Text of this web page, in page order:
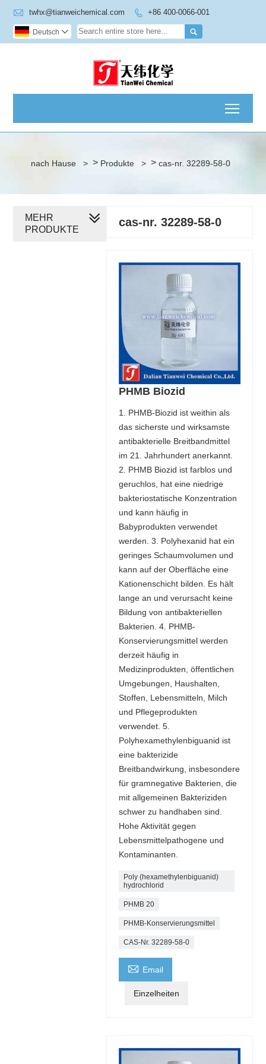
 twhx@tianweichemical.com  +86 400-0066-001

Deutsch 
nach Hause > > Produkte > > cas-nr. 32289-58-0
cas-nr. 32289-58-0
PHMB Biozid
1. PHMB-Biozid ist weithin als
das sicherste und wirksamste
antibakterielle Breitbandmittel
im 21. Jahrhundert anerkannt.
2. PHMB Biozid ist farblos und
geruchlos, hat eine niedrige
bakteriostatische Konzentration
und kann häufig in
Babyprodukten verwendet
werden. 3. Polyhexanid hat ein
geringes Schaumvolumen und
kann auf der Oberfläche eine
Kationenschicht bilden. Es hält
lange an und verursacht keine
Bildung von antibakteriellen
Bakterien. 4. PHMB-
Konservierungsmittel werden
derzeit häufig in
Medizinprodukten, öffentlichen
Umgebungen, Haushalten,
Stoffen, Lebensmitteln, Milch
und Pflegeprodukten
verwendet. 5.
Polyhexamethylenbiguanid ist
eine bakterizide
Breitbandwirkung, insbesondere
für gramnegative Bakterien, die
mit allgemeinen Bakteriziden
schwer zu handhaben sind.
Hohe Aktivität gegen
Lebensmittelpathogene und
Kontaminanten.
Poly (hexamethylenbiguanid)
hydrochlorid
PHMB 20
PHMB-Konservierungsmittel
CAS-Nr. 32289-58-0
 Email
Einzelheiten
MEHR
PRODUKTE